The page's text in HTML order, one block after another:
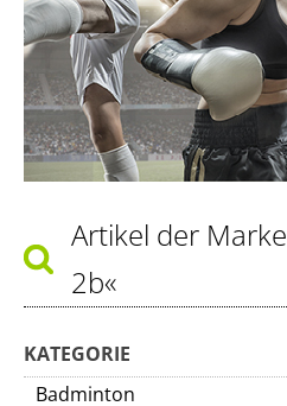
Artikel der Marke
2b«
KATEGORIE
Badminton